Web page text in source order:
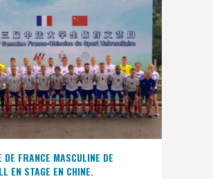
DE FRANCE MASCULINE DE
EN STAGE EN CHINE.